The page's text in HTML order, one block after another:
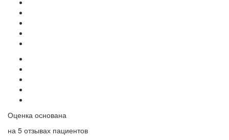
Оценка основана
на 5 отзывах пациентов